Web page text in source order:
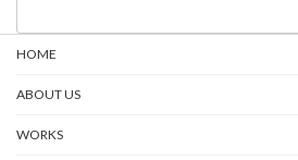
HOME
ABOUT US
WORKS